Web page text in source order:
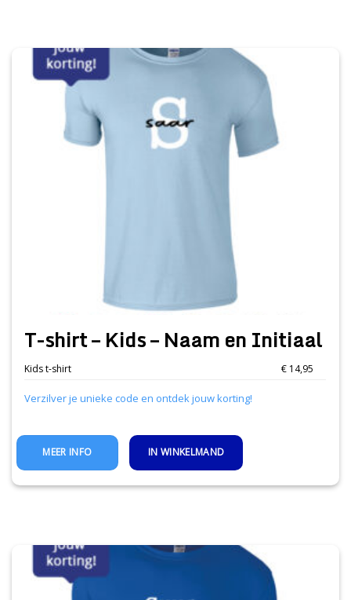
T-shirt – Kids – Naam en Initiaal
Kids t-shirt € 14,95
Verzilver je unieke code en ontdek jouw korting!
IN WINKELMAND
MEER INFO